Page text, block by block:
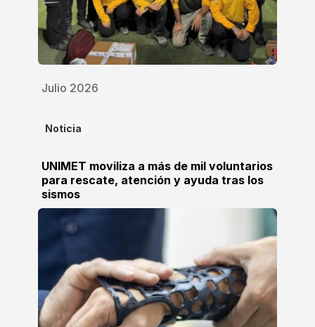
Julio 2026
Noticia
UNIMET moviliza a más de mil voluntarios
para rescate, atención y ayuda tras los
sismos